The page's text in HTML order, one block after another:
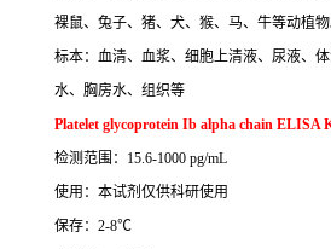
裸鼠、兔子、猪、犬、猴、马、牛等动植物
标本：血清、血浆、细胞上清液、尿液、
水、胸房水、组织等
Platelet glycoprotein Ib alpha chain ELISA
检测范围： 15.6-1000 pg/mL
使用：本试剂仅供科研使用
保存： 2-8℃